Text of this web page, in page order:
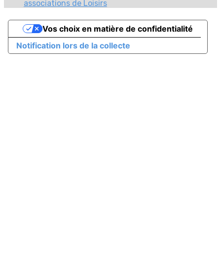
associations de Loisirs
Notification lors de la collecte
Vos choix en matière de confidentialité